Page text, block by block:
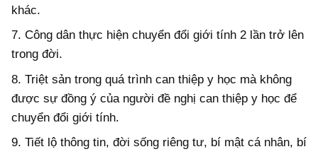
khác.
7. Công dân thực hiện chuyển đổi giới tính 2 lần trở lên
trong đời.
8. Triệt sản trong quá trình can thiệp y học mà không
được sự đồng ý của người đề nghị can thiệp y học để
chuyển đổi giới tính.
9. Tiết lộ thông tin, đời sống riêng tư, bí mật cá nhân, bí